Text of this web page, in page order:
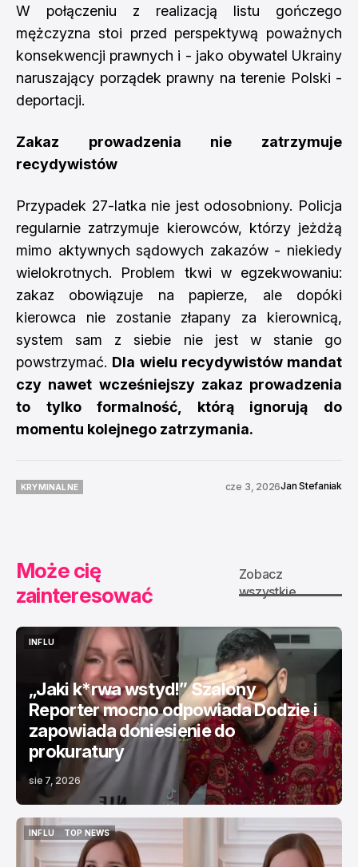
W połączeniu z realizacją listu gończego
mężczyzna stoi przed perspektywą poważnych
konsekwencji prawnych i - jako obywatel Ukrainy
naruszający porządek prawny na terenie Polski -
deportacji.
Zakaz prowadzenia nie zatrzymuje
recydywistów
Przypadek 27-latka nie jest odosobniony. Policja
regularnie zatrzymuje kierowców, którzy jeżdżą
mimo aktywnych sądowych zakazów - niekiedy
wielokrotnych. Problem tkwi w egzekwowaniu:
zakaz obowiązuje na papierze, ale dopóki
kierowca nie zostanie złapany za kierownicą,
system sam z siebie nie jest w stanie go
powstrzymać. Dla wielu recydywistów mandat
czy nawet wcześniejszy zakaz prowadzenia
to tylko formalność, którą ignorują do
momentu kolejnego zatrzymania.
KRYMINALNE
cze 3, 2026Jan Stefaniak
Może cię
zainteresować
Zobacz
wszystkie
INFLU
„Jaki k*rwa wstyd!” Szalony
Reporter mocno odpowiada Dodzie i
zapowiada doniesienie do
prokuratury
sie 7, 2026
INFLU
INFLU
TOP NEWS
TOP NEWS